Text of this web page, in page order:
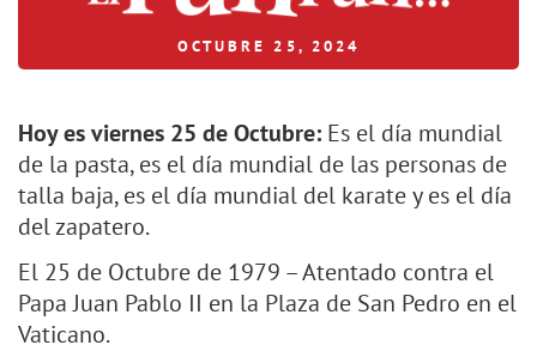
OCTUBRE 25, 2024
Hoy es viernes 25 de Octubre: Es el día mundial
de la pasta, es el día mundial de las personas de
talla baja, es el día mundial del karate y es el día
del zapatero.
El 25 de Octubre de 1979 – Atentado contra el
Papa Juan Pablo II en la Plaza de San Pedro en el
Vaticano.